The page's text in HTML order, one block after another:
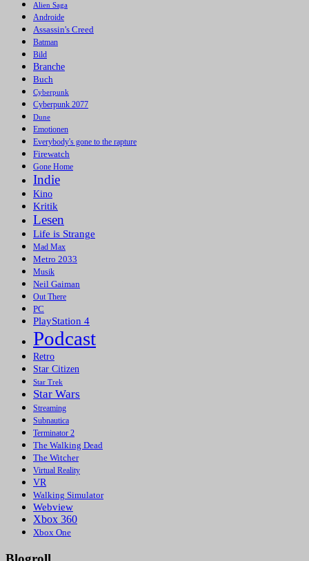
Alien Saga
Androide
Assassin's Creed
Batman
Bild
Branche
Buch
Cyberpunk
Cyberpunk 2077
Dune
Emotionen
Everybody's gone to the rapture
Firewatch
Gone Home
Indie
Kino
Kritik
Lesen
Life is Strange
Mad Max
Metro 2033
Musik
Neil Gaiman
Out There
PC
PlayStation 4
Podcast
Retro
Star Citizen
Star Trek
Star Wars
Streaming
Subnautica
Terminator 2
The Walking Dead
The Witcher
Virtual Reality
VR
Walking Simulator
Webview
Xbox 360
Xbox One